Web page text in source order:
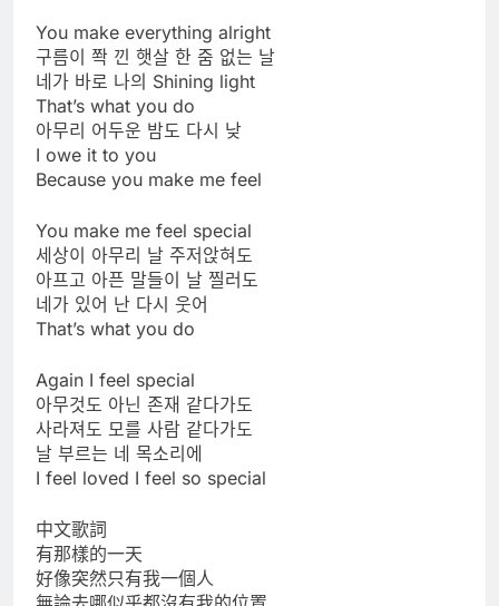
You make everything alright
구름이 쫙 낀 햇살 한 줌 없는 날
네가 바로 나의 Shining light
That’s what you do
아무리 어두운 밤도 다시 낮
I owe it to you
Because you make me feel
You make me feel special
세상이 아무리 날 주저앉혀도
아프고 아픈 말들이 날 찔러도
네가 있어 난 다시 웃어
That’s what you do
Again I feel special
아무것도 아닌 존재 같다가도
사라져도 모를 사람 같다가도
날 부르는 네 목소리에
I feel loved I feel so special
中文歌詞
有那樣的一天
好像突然只有我一個人